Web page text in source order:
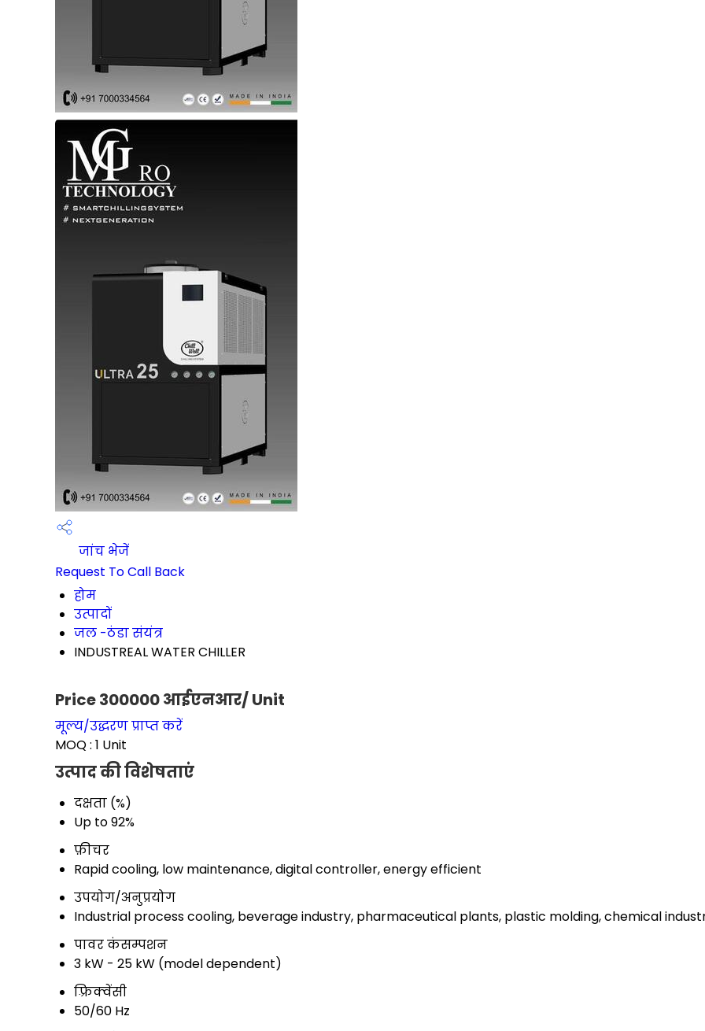
जांच भेजें
Request To Call Back
होम
उत्पादों
जल -ठंडा संयंत्र
INDUSTREAL WATER CHILLER
Price 300000 आईएनआर/ Unit
मूल्य/उद्धरण प्राप्त करें
MOQ : 1 Unit
उत्पाद की विशेषताएं
दक्षता (%)
Up to 92%
फ़ीचर
Rapid cooling, low maintenance, digital controller, energy efficient
उपयोग/अनुप्रयोग
Industrial process cooling, beverage industry, pharmaceutical plants, plastic molding, chemical
पावर कंसम्पशन
3 kW - 25 kW (model dependent)
फ़्रिक्वेंसी
50/60 Hz